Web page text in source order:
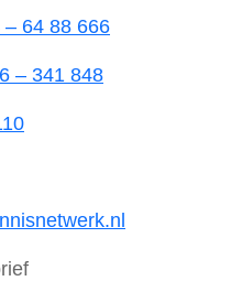
64 88 666
– 341 848